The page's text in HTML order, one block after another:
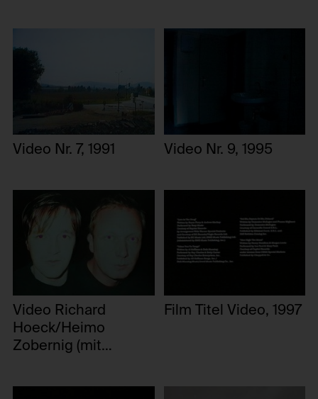
Video Nr. 7, 1991 Video Nr. 9, 1995
Video Richard
Hoeck/Heimo
Zobernig (mit
Film Titel Video, 1997